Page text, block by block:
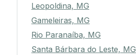
Leopoldina, MG
Gameleiras, MG
Rio Paranaíba, MG
Santa Bárbara do Leste, MG